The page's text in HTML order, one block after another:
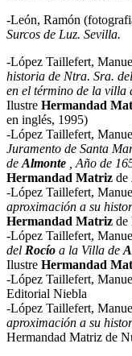
-León, Ramón
Surcos de Luz. Sevilla.
-López Taillefert,
historia de Ntra. Sra. del
en el término de la villa
Ilustre Hermandad
en inglés, 1995)
-López Taillefert,
Juramento de Santa
de Almonte , Año de
Hermandad Matriz de
-López Taillefert,
aproximación a su
Hermandad Matriz de
-López Taillefert,
del Rocío a la Villa de
Ilustre Hermandad
-López Taillefert,
Editorial Niebla
-López Taillefert,
aproximación a su
Hermandad Matriz de